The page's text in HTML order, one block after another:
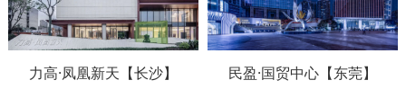
力高·凤凰新天【长沙】 民盈·国贸中心【东莞】